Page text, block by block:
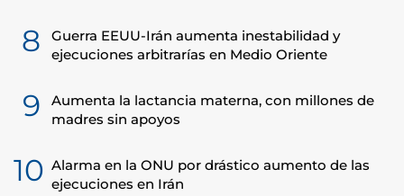
8
Guerra EEUU-Irán aumenta inestabilidad y
ejecuciones arbitrarías en Medio Oriente
9
Aumenta la lactancia materna, con millones de
madres sin apoyos
10 Alarma en la ONU por drástico aumento de las
ejecuciones en Irán